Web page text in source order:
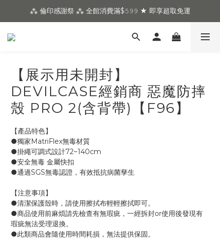
⁂ 倫印感謝祭 ⁂ 全館消費滿$𝟻𝟿𝟿 ★ 即享超取免運
【展示用未開封】
DEVILCASE經銷商 惡魔防摔
殼 PRO 2(含背帶)【F96】
【產品特色】
●獨家MatriFlex無毒材質
●掛繩可調式設計72~140cm
●安全無毒 金屬快扣
●通過SGS無毒認證，有效抵抗病菌孳生
【注意事項】
●清潔保護殼時，請使用擦拭布輕輕擦拭即可。
●商品使用前麻煩請先檢查有無瑕疵，一經拆封or使用後發現有
瑕疵無法受理退換。
●此類商品會隨使用時間耗損，無法提供保固。